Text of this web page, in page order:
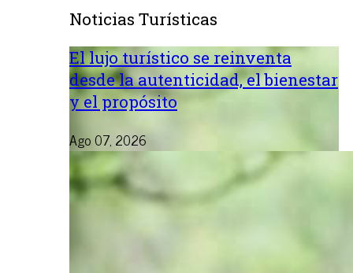
Noticias Turísticas
El lujo turístico se reinventa
desde la autenticidad, el bienestar
y el propósito
Ago 07, 2026